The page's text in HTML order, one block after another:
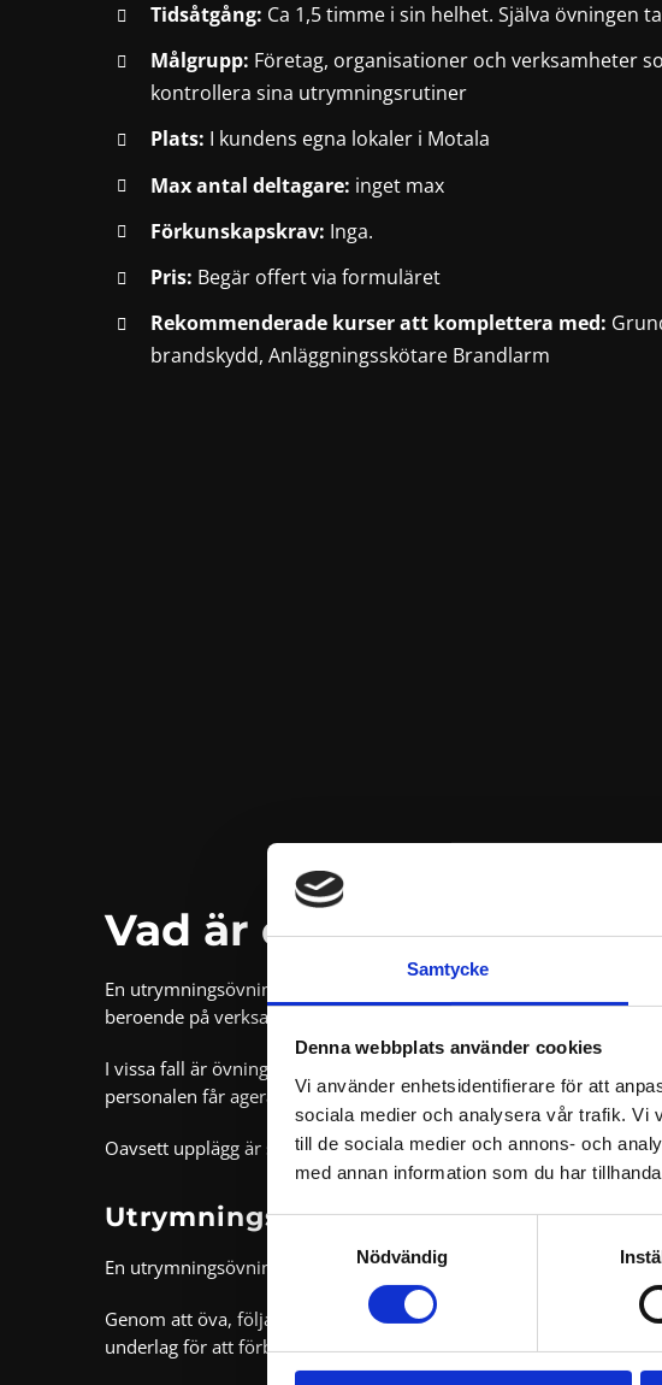
Samtycke
Denna webbplats använder cookies
Vi använder enhetsidentifierare för att
sociala medier och analysera vår trafik. Vi
till de sociala medier och annons- och
med annan information som du har
Samtyckesval
Nödvändig
Tidsåtgång: Ca 1,5 timme i sin helhet. Själva övningen
Målgrupp: Företag, organisationer och verksamheter
kontrollera sina utrymningsrutiner
Plats: I kundens egna lokaler i Motala
Max antal deltagare: inget max
Förkunskapskrav: Inga.
Pris: Begär offert via formuläret
Rekommenderade kurser att komplettera med:
brandskydd,Anläggningsskötare Brandlarm
Vad är en
En utrymningsövning är en praktisk övning där verksamheten
beroende på verksamhetens behov.
I vissa fall är övningen förannonserad för att skapa trygghet och
personalen får agera utifrån ett förutbestämt scenario.
Oavsett upplägg är syftet att testa och förbättra verksamhetens
Utrymningsövning som del av
En utrymningsövning bör inte ses som en enskild aktivitet, utan
Genom att öva, följa upp och dokumentera resultatet får ni
underlag för att förbättra rutiner, tydliggöra ansvar och planera